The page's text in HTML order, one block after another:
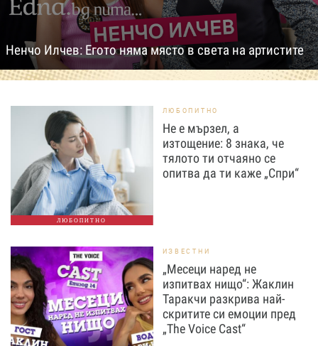
Ненчо Илчев: Егото няма място в света на артистите
ЛЮБОПИТНО
ЛЮБОПИТНО
Не е мързел, а
изтощение: 8 знака, че
тялото ти отчаяно се
опитва да ти каже „Спри“
ИЗВЕСТНИ
„Месеци наред не
изпитвах нищо“: Жаклин
Таракчи разкрива най-
скритите си емоции пред
„The Voice Cast“